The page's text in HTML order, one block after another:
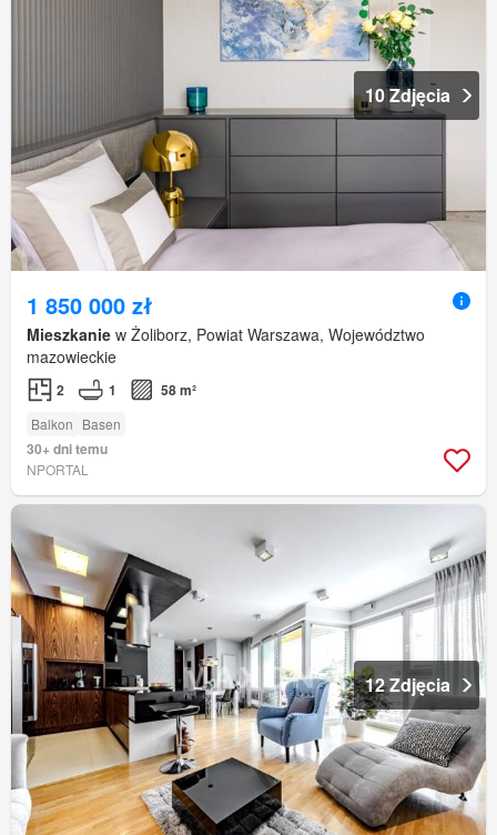
10 Zdjęcia
1 850 000 zł
Mieszkanie w Żoliborz, Powiat Warszawa, Województwo
mazowieckie
2 1 58 m²
Balkon Basen
30+ dni temu
NPORTAL
12 Zdjęcia